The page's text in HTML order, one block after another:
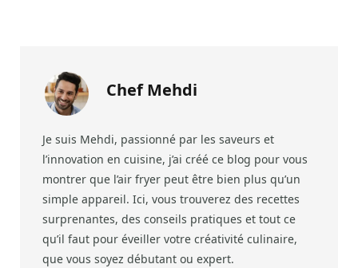
Chef Mehdi
Je suis Mehdi, passionné par les saveurs et
l’innovation en cuisine, j’ai créé ce blog pour vous
montrer que l’air fryer peut être bien plus qu’un
simple appareil. Ici, vous trouverez des recettes
surprenantes, des conseils pratiques et tout ce
qu’il faut pour éveiller votre créativité culinaire,
que vous soyez débutant ou expert.